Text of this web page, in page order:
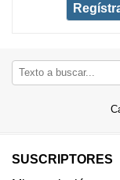
SUSCRIPTORES